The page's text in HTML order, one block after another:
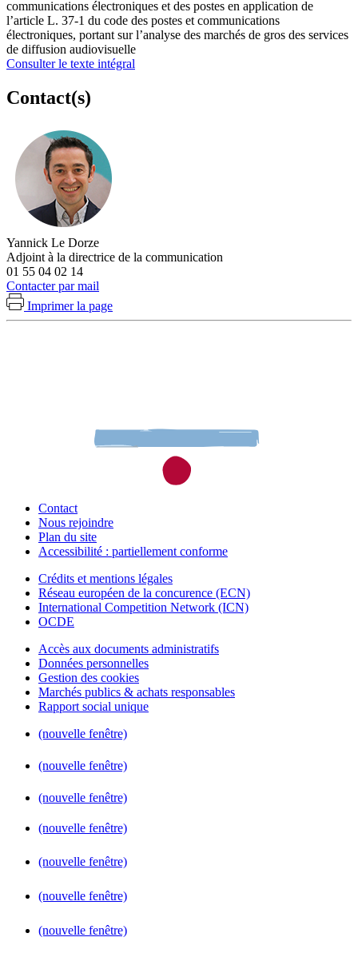
communications électroniques et des postes en application de
l’article L. 37-1 du code des postes et communications
électroniques, portant sur l’analyse des marchés de gros des services
de diffusion audiovisuelle
Consulter le texte intégral
Contact(s)
Yannick Le Dorze
Adjoint à la directrice de la communication
01 55 04 02 14
Contacter par mail
Imprimer la page
Contact
Nous rejoindre
Plan du site
Accessibilité : partiellement conforme
Crédits et mentions légales
Réseau européen de la concurence (ECN)
International Competition Network (ICN)
OCDE
Accès aux documents administratifs
Données personnelles
Gestion des cookies
Marchés publics & achats responsables
Rapport social unique
(nouvelle fenêtre)
(nouvelle fenêtre)
(nouvelle fenêtre)
(nouvelle fenêtre)
(nouvelle fenêtre)
(nouvelle fenêtre)
(nouvelle fenêtre)